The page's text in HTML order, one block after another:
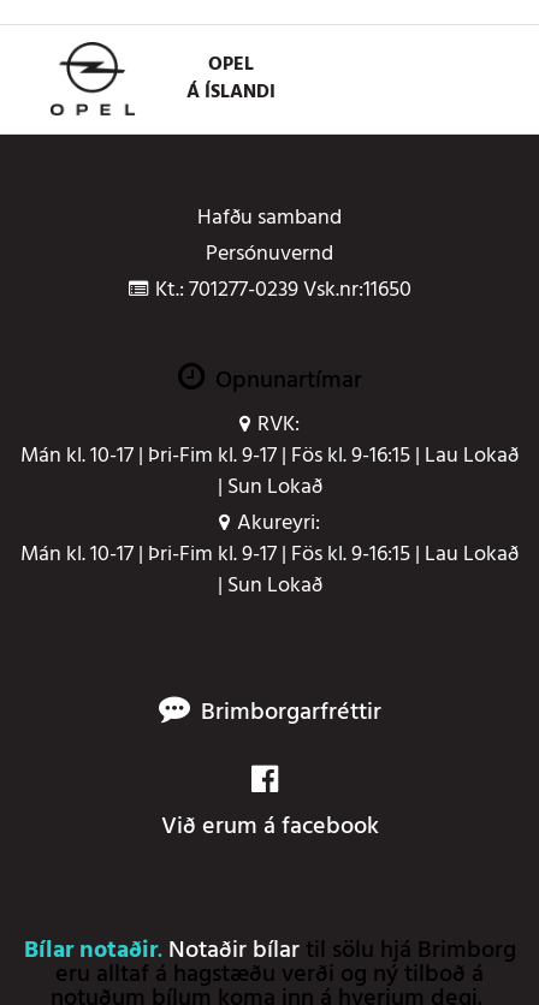
OPEL
Á ÍSLANDI
Hafðu samband
Persónuvernd
Kt.: 701277-0239 Vsk.nr:11650
Opnunartímar
RVK:
Mán kl. 10-17 | Þri-Fim kl. 9-17 | Fös kl. 9-16:15 | Lau Lokað
| Sun Lokað
Akureyri:
Mán kl. 10-17 | Þri-Fim kl. 9-17 | Fös kl. 9-16:15 | Lau Lokað
| Sun Lokað
Brimborgarfréttir
Við erum á facebook
Bílar notaðir. Notaðir bílartil sölu hjá Brimborg
eru alltaf á hagstæðu verði og ný tilboð á